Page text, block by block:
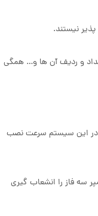
نیستند.
و ردیف آن ها و… همگی
در این سیستم سرعت نصب
در سیستم های سنتی کابلی محدودیت های بسیاری داشت. در سیستم کابلی تنها می تواند حداکثر 20 آمپر تک فاز و 63 آمپر سه فاز را انشعاب گیری